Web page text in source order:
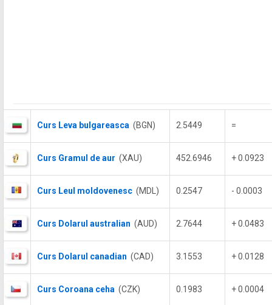
Curs Leva bulgareasca (BGN) 2.5449 =
Curs Gramul de aur (XAU) 452.6946 + 0.0923
Curs Leul moldovenesc (MDL) 0.2547 - 0.0003
Curs Dolarul australian (AUD) 2.7644 + 0.0483
Curs Dolarul canadian (CAD) 3.1553 + 0.0128
Curs Coroana ceha (CZK) 0.1983 + 0.0004